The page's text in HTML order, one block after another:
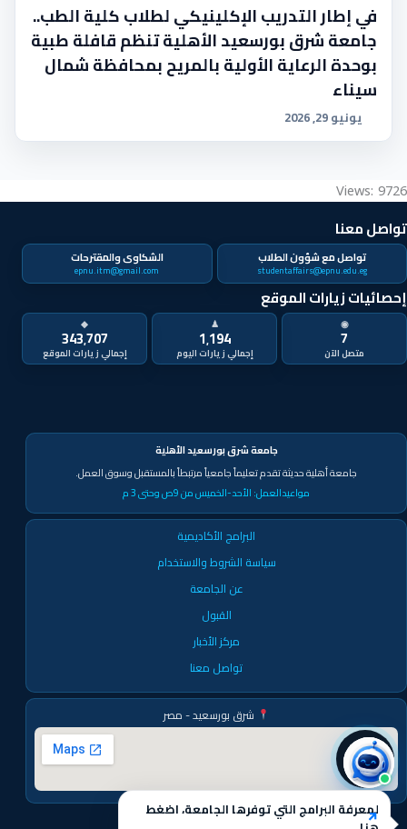
في إطار التدريب الإكلينيكي لطلاب كلية الطب..
جامعة شرق بورسعيد الأهلية تنظم قافلة طبية
بوحدة الرعاية الأولية بالمريح بمحافظة شمال
سيناء
يونيو 29, 2026
Views: 9726
تواصل معنا
تواصل مع شؤون الطلاب
studentaffairs@epnu.edu.eg
الشكاوى والمقترحات
epnu.itm@gmail.com
إحصائيات زيارات الموقع
◉
7
متصل الآن
♟
1٬194
◆
343٬707
جامعة شرق بورسعيد الأهلية
جامعة أهلية حديثة تقدم تعليماً جامعياً مرتبطاً بالمستقبل وسوق العمل.
مواعيدالعمل: الأحد-الخميس من 9ص وحتى 3 م
البرامج الأكاديمية
سياسة الشروط والاستخدام
عن الجامعة
القبول
مركز الأخبار
تواصل معنا
شرق بورسعيد - مصر
لمعرفة البرامج التي توفرها الجامعة، اضغط